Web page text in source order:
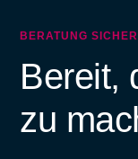
BERATUNG
Bereit,
zu